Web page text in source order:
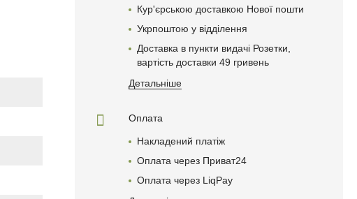
Кур'єрською доставкою Нової пошти
Укрпоштою у відділення
Доставка в пункти видачі Розетки,
вартість доставки 49 гривень
Детальніше
Оплата
Накладений платіж
Оплата через Приват24
Оплата через LiqPay